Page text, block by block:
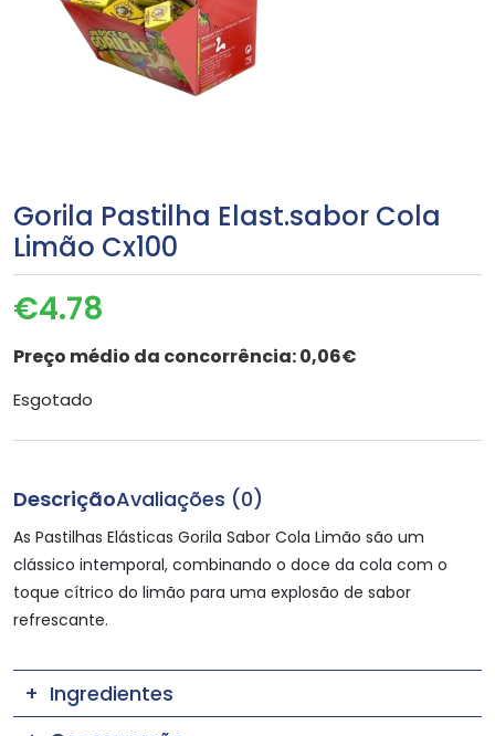
Gorila Pastilha Elast.sabor Cola
Limão Cx100
€4.78
Preço médio da concorrência:0,06€
Esgotado
DescriçãoAvaliações (0)
As Pastilhas Elásticas Gorila Sabor Cola Limão são um
clássico intemporal, combinando o doce da cola com o
toque cítrico do limão para uma explosão de sabor
refrescante.
Ingredientes